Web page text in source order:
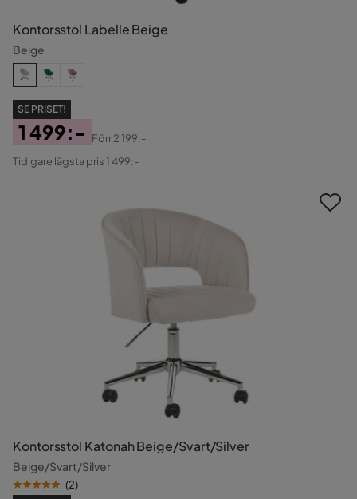
Kontorsstol Labelle Beige
Beige
SE PRISET!
Pris
1 499:-
Original
Förr2 199:-
Tidigare lägsta pris 1 499:-
Kontorsstol Katonah Beige/Svart/Silver
Beige/Svart/Silver
(2)